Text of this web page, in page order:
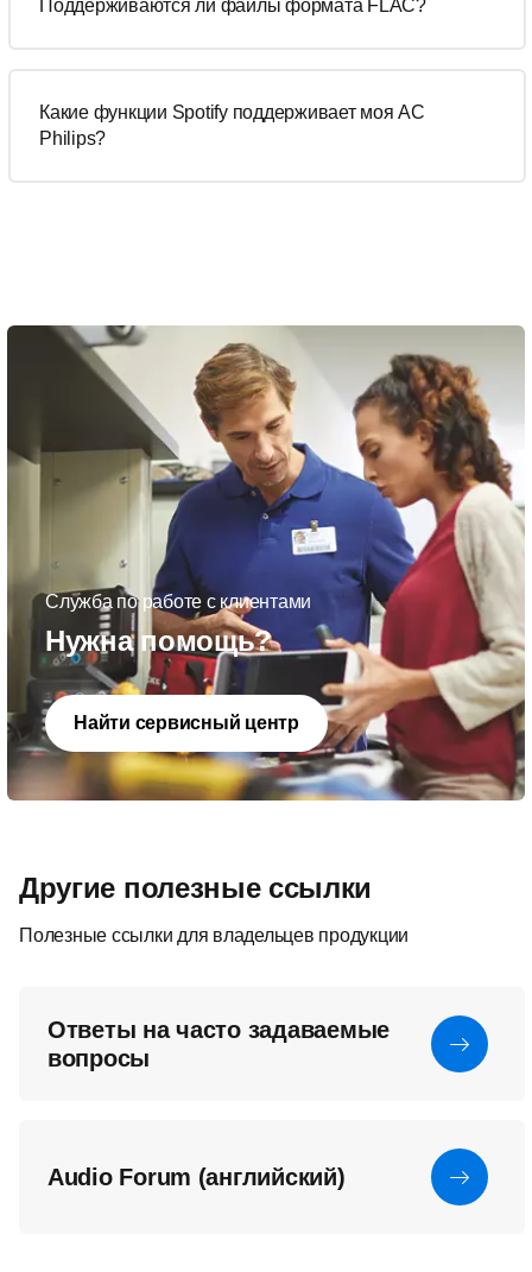
Поддерживаются ли файлы формата FLAC?
Какие функции Spotify поддерживает моя АС
Philips?
Служба по работе с клиентами
Нужна помощь?
Найти сервисный центр
Другие полезные ссылки
Полезные ссылки для владельцев продукции
Ответы на часто задаваемые
вопросы
Audio Forum (английский)